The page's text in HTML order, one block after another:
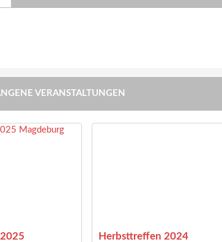
VERANSTALTUNGEN
Herbsttreffen 2024